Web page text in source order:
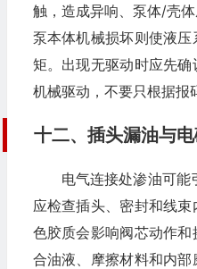
触，造成异响、泵体/壳体
泵本体机械损坏则使液
矩。出现无驱动时应先
机械驱动，不要只根据报
十二、插头漏油与
电气连接处渗油可能
应检查插头、密封和线
色胶质会影响阀芯动作
合油液、摩擦材料和内